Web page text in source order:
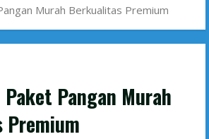
Murah Berkualitas Premium
Pangan Murah